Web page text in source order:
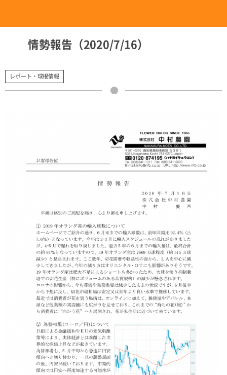
情勢報告（2020/7/16）
レポート・球根情報